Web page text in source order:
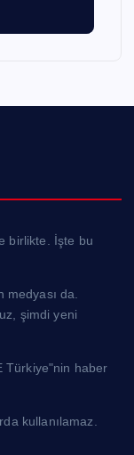
birlikte. İşte bu
da.
şimdi yeni
Türkiye"nin haber
kullanılamaz.